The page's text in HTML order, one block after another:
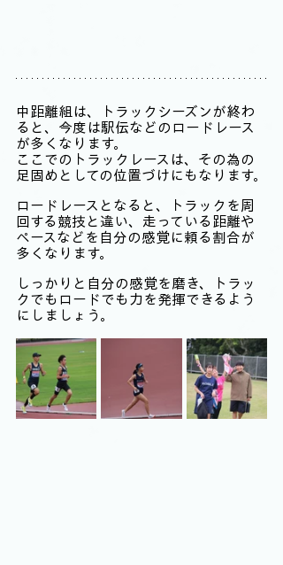
中距離組は、トラックシーズンが終わ
ると、今度は駅伝などのロードレース
が多くなります。
ここでのトラックレースは、その為の
足固めとしての位置づけにもなります。
ロードレースとなると、トラックを周
回する競技と違い、走っている距離や
ペースなどを自分の感覚に頼る割合が
多くなります。
しっかりと自分の感覚を磨き、トラッ
クでもロードでも力を発揮できるよう
にしましょう。